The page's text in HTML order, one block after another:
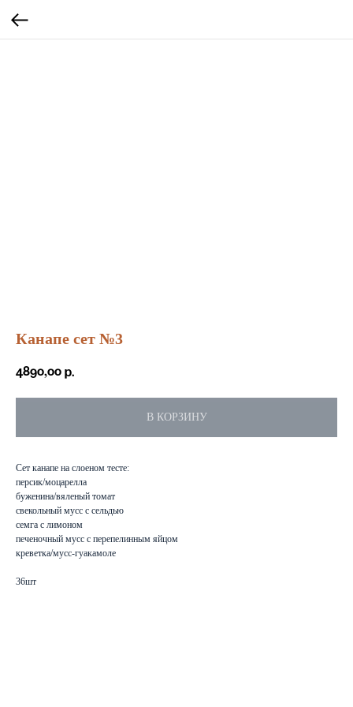
Канапе сет №3
4890,00 р.
В КОРЗИНУ
Сет канапе на слоеном тесте:
персик/моцарелла
буженина/вяленый томат
свекольный мусс с сельдью
семга с лимоном
печеночный мусс с перепелинным яйцом
креветка/мусс-гуакамоле
36шт